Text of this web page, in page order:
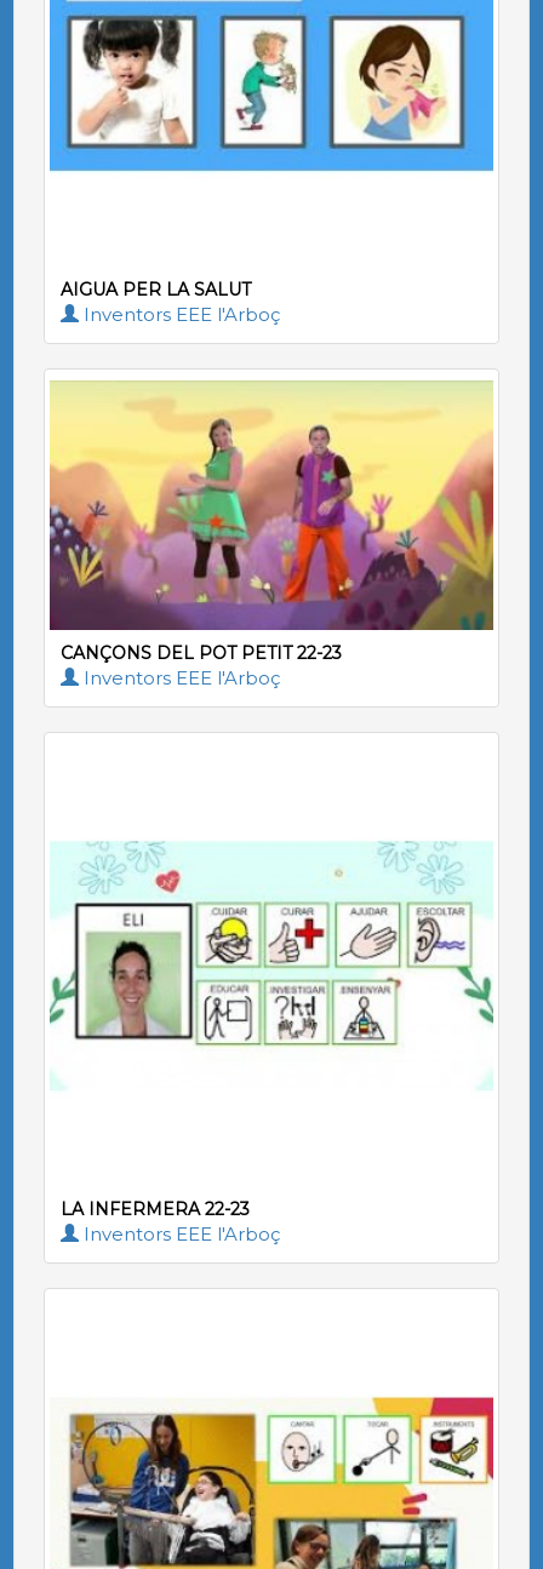
AIGUA PER LA SALUT
Inventors EEE l'Arboç
CANÇONS DEL POT PETIT 22-23
Inventors EEE l'Arboç
LA INFERMERA 22-23
Inventors EEE l'Arboç